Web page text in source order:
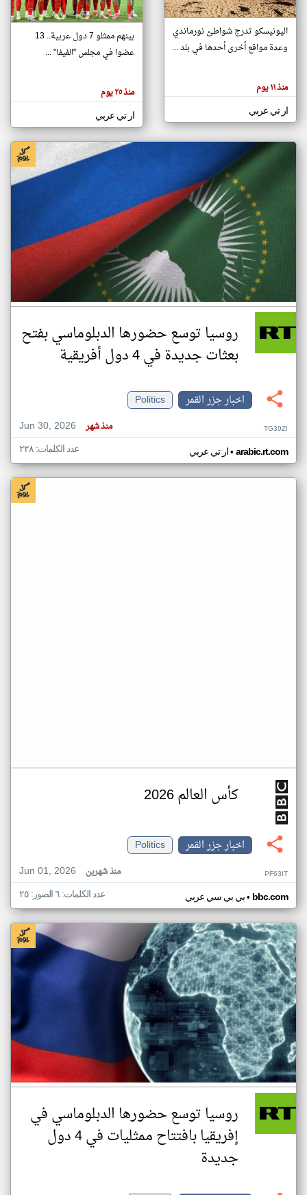
تغيير الدولة
اخبار جزر القمر على مدار الساعة
أهم اخبار جزر القمر العاجلة والمباشرة
هنا عن
وجهة
كاتبيها.
اليونيسكو تدرج شواطئ نورماندي
وعدة مواقع أخرى أحدها في بلد ...
منذ ١١ يوم
ار تي عربي
بينهم ممثلو 7 دول عربية.. 13
عضوا في مجلس "الفيفا" ...
منذ ٢٥ يوم
ار تي عربي
روسيا توسع حضورها الدبلوماسي بفتح
بعثات جديدة في 4 دول أفريقية
اخبار جزر القمر
Politics
Jun 30, 2026
منذ شهر TG39ZI
ار تي عربي• arabic.rt.com عدد الكلمات: ٢٢٨
كأس العالم 2026
اخبار جزر القمر
Politics
Jun 01, 2026
منذ شهرين PF63IT
بي بي سي عربي• bbc.com عدد الكلمات: ٦ الصور: ٢٥
روسيا توسع حضورها الدبلوماسي في
إفريقيا بافتتاح ممثليات في 4 دول
جديدة
klyoum.com